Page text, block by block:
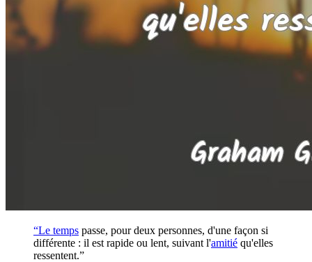
“Le temps passe, pour deux personnes, d'une façon si
différente : il est rapide ou lent, suivant l'amitié qu'elles
ressentent.”